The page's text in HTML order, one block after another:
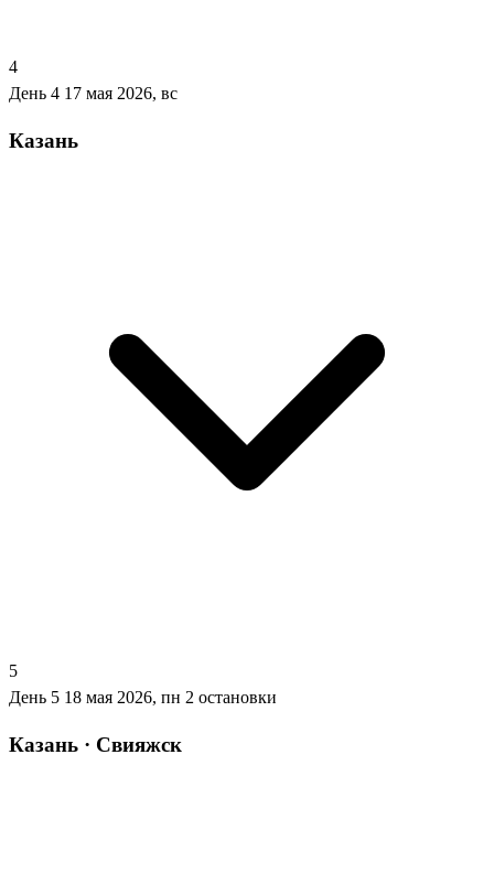
4
День 4 17 мая 2026, вс
Казань
5
День 5 18 мая 2026, пн 2 остановки
Казань · Свияжск